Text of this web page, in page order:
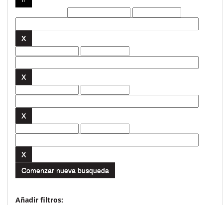
Comenzar nueva busqueda
Añadir filtros: